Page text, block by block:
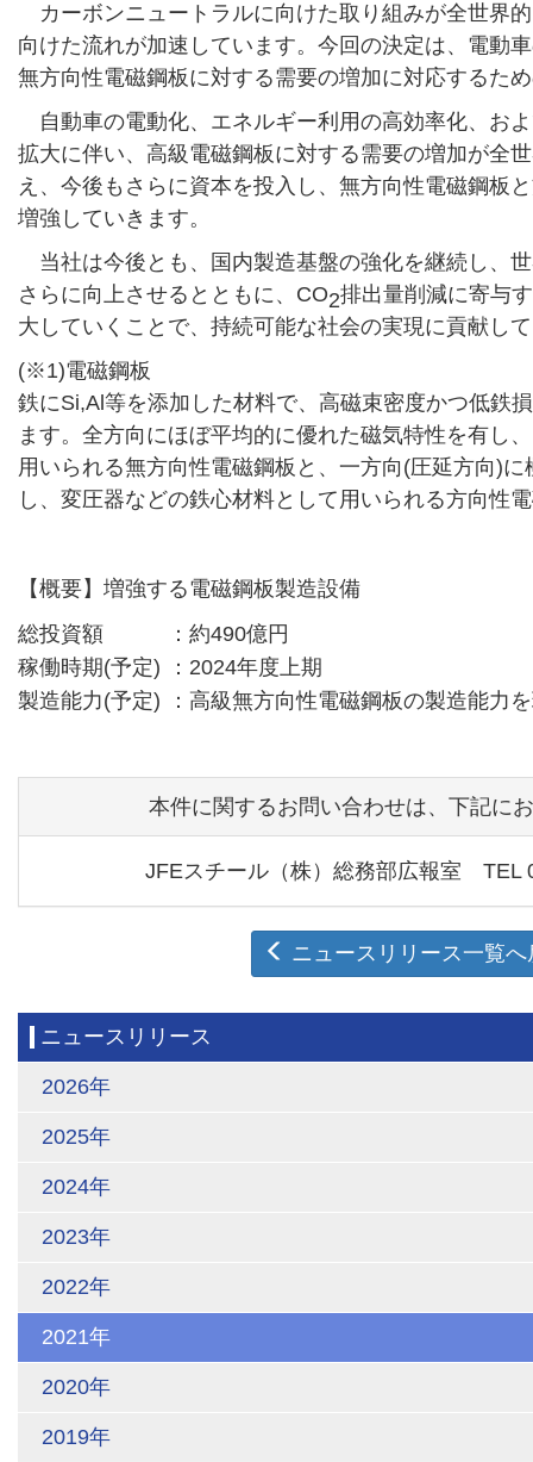
カーボンニュートラルに向けた取り組みが全世界
向けた流れが加速しています。今回の決定は、電動
無方向性電磁鋼板に対する需要の増加に対応するた
自動車の電動化、エネルギー利用の高効率化、お
拡大に伴い、高級電磁鋼板に対する需要の増加が全
え、今後もさらに資本を投入し、無方向性電磁鋼板
増強していきます。
当社は今後とも、国内製造基盤の強化を継続し、
さらに向上させるとともに、CO2排出量削減に寄与
大していくことで、持続可能な社会の実現に貢献し
(※1)電磁鋼板
鉄にSi,Al等を添加した材料で、高磁束密度かつ低鉄
ます。全方向にほぼ平均的に優れた磁気特性を有し
用いられる無方向性電磁鋼板と、一方向(圧延方向)
し、変圧器などの鉄心材料として用いられる方向性
【概要】増強する電磁鋼板製造設備
総投資額
：約490億円
稼働時期(予定)
：2024年度上期
製造能力(予定)
：高級無方向性電磁鋼板の製造能力
本件に関するお問い合わせは、下記に
JFEスチール（株）総務部広報室 TEL
ニュースリリース一覧へ
ニュースリリース
2026年
2025年
2024年
2023年
2022年
2021年
2020年
2019年